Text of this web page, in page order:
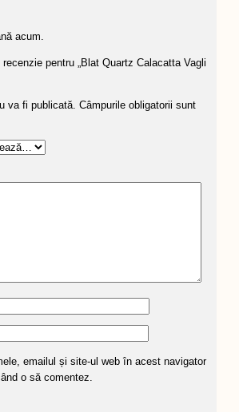
acum.
pentru „Blat Quartz Calacatta Vagli
va fi publicată. Câmpurile obligatorii sunt
emailul și site-ul web în acest navigator
o să comentez.